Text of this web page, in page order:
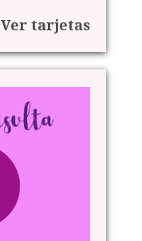
Ver tarjetas